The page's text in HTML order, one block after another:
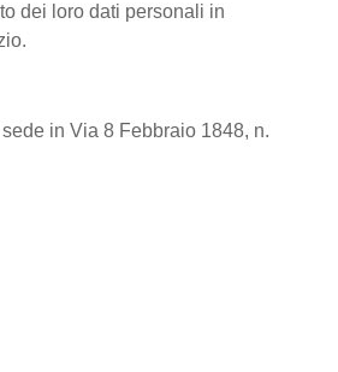
dei loro dati personali in
in Via 8 Febbraio 1848, n.